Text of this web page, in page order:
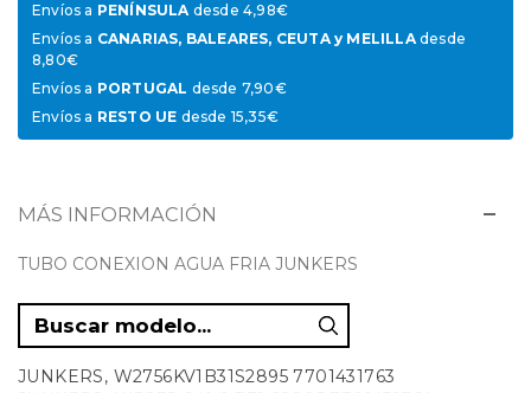
Envíos a PENÍNSULAdesde 4,98€
Envíos a CANARIAS, BALEARES, CEUTA y MELILLAdesde
8,80€
Envíos a PORTUGAL desde 7,90€
Envíos a RESTO UE desde 15,35€
MÁS INFORMACIÓN
TUBO CONEXION AGUA FRIA JUNKERS
JUNKERS, W2756KV1B31S2895 7701431763